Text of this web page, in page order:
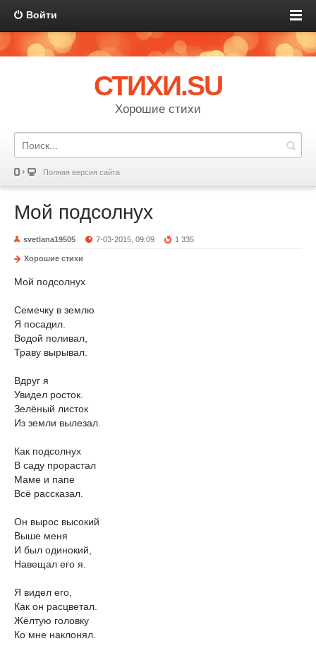
Войти
СТИХИ.SU
Хорошие стихи
Полная версия сайта
Мой подсолнух
svetlana19505 7-03-2015, 09:09 1 335
Хорошие стихи
Мой подсолнух
Семечку в землю
Я посадил.
Водой поливал,
Траву вырывал.
Вдруг я
Увидел росток.
Зелёный листок
Из земли вылезал.
Как подсолнух
В саду прорастал
Маме и папе
Всё рассказал.
Он вырос высокий
Выше меня
И был одинокий,
Навещал его я.
Я видел его,
Как он расцветал.
Жёлтую головку
Ко мне наклонял.